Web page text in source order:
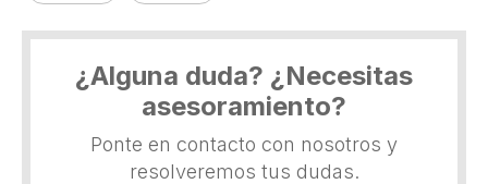
¿Alguna duda? ¿Necesitas
asesoramiento?
Ponte en contacto con nosotros y
resolveremos tus dudas.